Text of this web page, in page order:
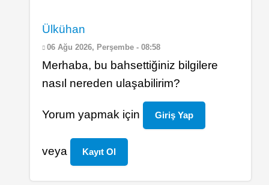
In
reply
to
(
o
u
Ülkühan
06 Ağu 2026, Perşembe - 08:58
Merhaba, bu bahsettiğiniz bilgilere
nasıl nereden ulaşabilirim?
Yorum yapmak için Giriş Yap
veya Kayıt Ol